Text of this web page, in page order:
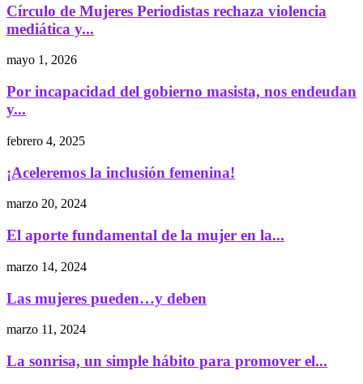
Círculo de Mujeres Periodistas rechaza violencia
mediática y...
mayo 1, 2026
Por incapacidad del gobierno masista, nos endeudan
y...
febrero 4, 2025
¡Aceleremos la inclusión femenina!
marzo 20, 2024
El aporte fundamental de la mujer en la...
marzo 14, 2024
Las mujeres pueden…y deben
marzo 11, 2024
La sonrisa, un simple hábito para promover el...